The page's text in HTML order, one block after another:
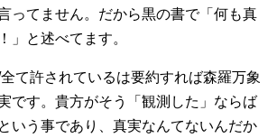
ってません。だから黒の書で「何も真
」と述べてます。
て許されているは要約すれば森羅万象
です。貴方がそう「観測した」ならば
いう事であり、真実なんてないんだか